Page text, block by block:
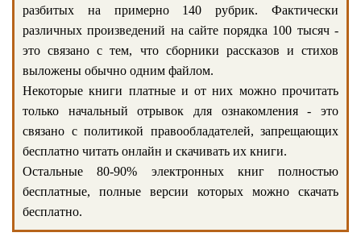
разбитых на примерно 140 рубрик. Фактически
различных произведений на сайте порядка 100 тысяч -
это связано с тем, что сборники рассказов и стихов
выложены обычно одним файлом.
Некоторые книги платные и от них можно прочитать
только начальный отрывок для ознакомления - это
связано с политикой правообладателей, запрещающих
бесплатно читать онлайн и скачивать их книги.
Остальные 80-90% электронных книг полностью
бесплатные, полные версии которых можно скачать
бесплатно.